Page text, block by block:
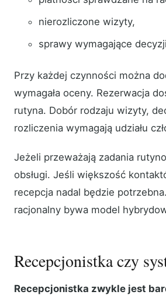
nierozliczone wizyty,
sprawy wymagające
Przy każdej czynności można
wymagała oceny. Rezerwacja
rutyna. Dobór rodzaju wizyty,
rozliczenia wymagają udziału
Jeżeli przeważają zadania
obsługi. Jeśli większość
recepcja nadal będzie
racjonalny bywa model
Recepcjonistka czy
Recepcjonistka zwykle jest